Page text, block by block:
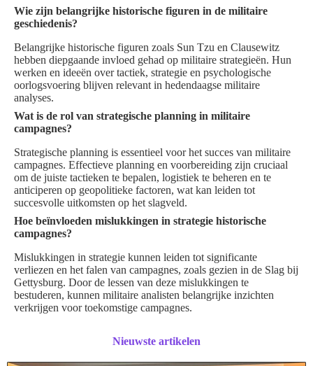
Wie zijn belangrijke historische figuren in de militaire
geschiedenis?
Belangrijke historische figuren zoals Sun Tzu en Clausewitz
hebben diepgaande invloed gehad op militaire strategieën. Hun
werken en ideeën over tactiek, strategie en psychologische
oorlogsvoering blijven relevant in hedendaagse militaire
analyses.
Wat is de rol van strategische planning in militaire
campagnes?
Strategische planning is essentieel voor het succes van militaire
campagnes. Effectieve planning en voorbereiding zijn cruciaal
om de juiste tactieken te bepalen, logistiek te beheren en te
anticiperen op geopolitieke factoren, wat kan leiden tot
succesvolle uitkomsten op het slagveld.
Hoe beïnvloeden mislukkingen in strategie historische
campagnes?
Mislukkingen in strategie kunnen leiden tot significante
verliezen en het falen van campagnes, zoals gezien in de Slag bij
Gettysburg. Door de lessen van deze mislukkingen te
bestuderen, kunnen militaire analisten belangrijke inzichten
verkrijgen voor toekomstige campagnes.
Nieuwste artikelen